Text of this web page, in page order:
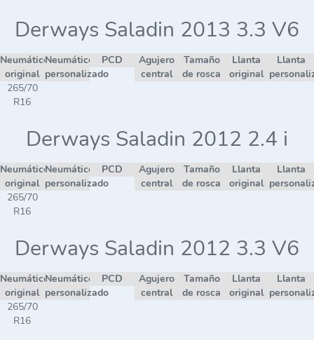
Derways Saladin 2013 3.3 V6
Neumático
original
Neumático
personalizado
PCD
Agujero
central
Tamaño
de rosca
Llanta
original
Llanta
265/70
R16
Derways Saladin 2012 2.4 i
Neumático
original
Neumático
personalizado
PCD
Agujero
central
Tamaño
de rosca
Llanta
original
Llanta
265/70
R16
Derways Saladin 2012 3.3 V6
Neumático
original
Neumático
personalizado
PCD
Agujero
central
Tamaño
de rosca
Llanta
original
Llanta
265/70
R16